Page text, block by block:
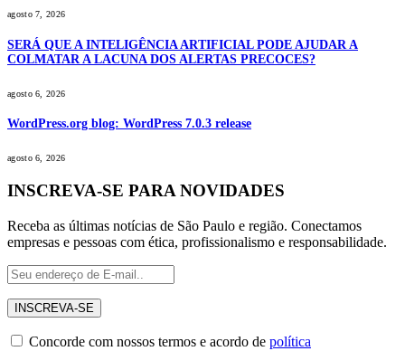
agosto 7, 2026
SERÁ QUE A INTELIGÊNCIA ARTIFICIAL PODE AJUDAR A
COLMATAR A LACUNA DOS ALERTAS PRECOCES?
agosto 6, 2026
WordPress.org blog: WordPress 7.0.3 release
agosto 6, 2026
INSCREVA-SE PARA NOVIDADES
Receba as últimas notícias de São Paulo e região. Conectamos
empresas e pessoas com ética, profissionalismo e responsabilidade.
Concorde com nossos termos e acordo de política